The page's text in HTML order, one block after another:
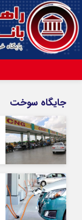
آپارات
جایگاه سوخت